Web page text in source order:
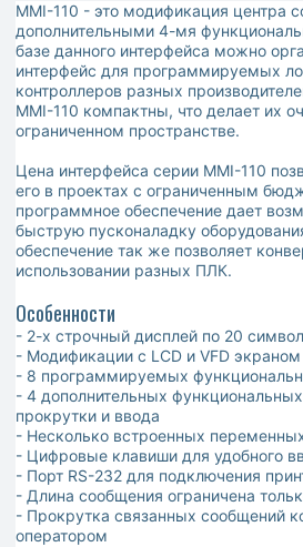
MMI-110 - это модификация центра
дополнительными 4-мя
базе данного интерфейса можно
интерфейс для программируемых
контроллеров разных
MMI-110 компактны, что делает их
ограниченном пространстве.
Цена интерфейса серии MMI-110
его в проектах с ограниченным
программное обеспечение дает
быструю пусконаладку
обеспечение так же позволяет
использовании разных ПЛК.
Особенности
- 2-х строчный дисплей по 20
- Модификации с LCD и VFD экраном
- 8 программируемых
- 4 дополнительных
прокрутки и ввода
- Несколько встроенных
- Цифровые клавиши для удобного
- Порт RS-232 для подключения
- Длина сообщения ограничена
- Прокрутка связанных сообщений
оператором